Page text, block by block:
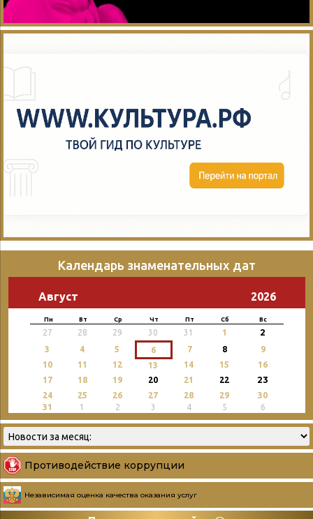
Календарь знаменательных дат
Август 2026
Пн Вт Ср Чт Пт Сб Вс
27 28 29 30 31 1 2
3 4 5 6 7 8
9
10
11 12 13 14 15
16
17
18 19 20 21 22 23
24 25 26 27 28 29
30
31
1 2 3 4 5 6
Противодействие коррупции
Независимая оценка качества оказания услуг